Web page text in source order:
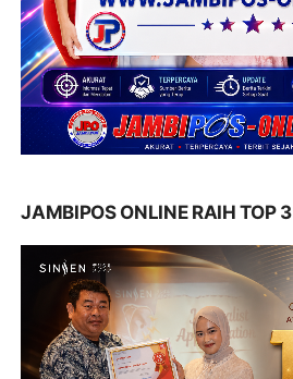
JAMBIPOS ONLINE RAIH TOP 3